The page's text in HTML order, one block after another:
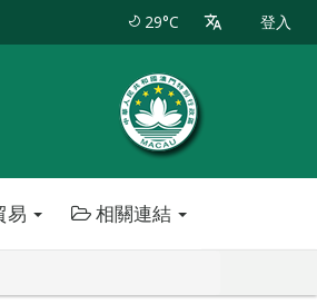
29°C 登入
易 相關連結